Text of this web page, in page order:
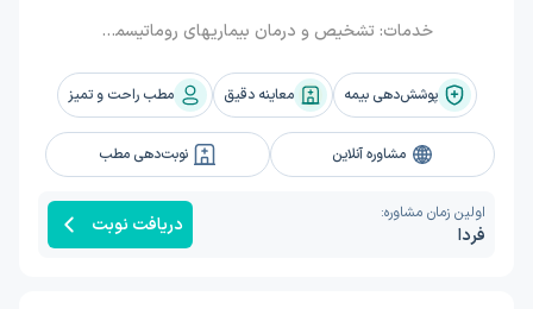
خدمات: تشخیص و درمان بیماریهای روماتیسمی، آرتروز و پوکی استخوان, تشخیص و درمان روماتوئید آرتریت، لوپوس، شوگرن، اسکلرودرمی، آنکیلوزان اسپوندیلیت، واسکولیت، بهجت، نقرس, درمان درد گردن و کمردرد, انواع تزریقات مفصل و بافت نرم
پوشش‌دهی بیمه معاینه دقیق مطب راحت و تمیز
مشاوره آنلاین نوبت‌دهی مطب
اولین زمان مشاوره:
فردا دریافت نوبت